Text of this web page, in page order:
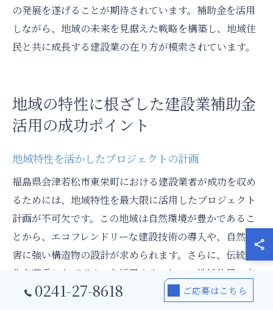
の発展を遂げることが期待されています。補助金を活用
しながら、地域の未来を見据えた戦略を構築し、地域住
民と共に成長する建設業の在り方が模索されています。
地域の特性に根ざした建設業補助金
活用の成功ポイント
地域特性を活かしたプロジェクトの計画
福島県会津若松市東栄町における建設業者が成功を収め
るためには、地域特性を最大限に活用したプロジェクト
計画が不可欠です。この地域は自然環境が豊かであるこ
とから、エコフレンドリーな建設技術の導入や、自然災
害に強い構造物の設計が求められます。さらに、伝統文
化を尊重したデザインを採用することで、地域住民の支
持を得やすくなります。地域特性を理解し、それに応じ
0241-27-8618 ご応募はこちら